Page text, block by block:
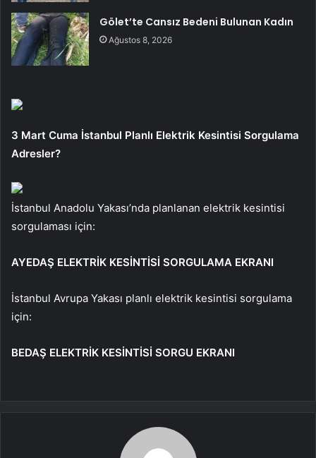
Gölet’te Cansız Bedeni Bulunan Kadın
Ağustos 8, 2026
3 Mart Cuma İstanbul Planlı Elektrik Kesintisi Sorgulama
Adresler?
İstanbul Anadolu Yakası’nda planlanan elektrik kesintisi
sorgulaması için:
AYEDAŞ ELEKTRİK KESİNTİSİ SORGULAMA EKRANI
İstanbul Avrupa Yakası planlı elektrik kesintisi sorgulama
için:
BEDAŞ ELEKTRİK KESİNTİSİ SORGU EKRANI